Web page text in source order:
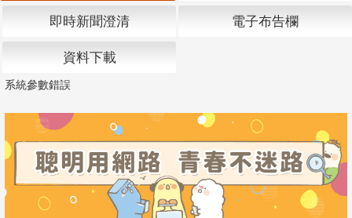
即時新聞澄清 電子布告欄
資料下載
系統參數錯誤